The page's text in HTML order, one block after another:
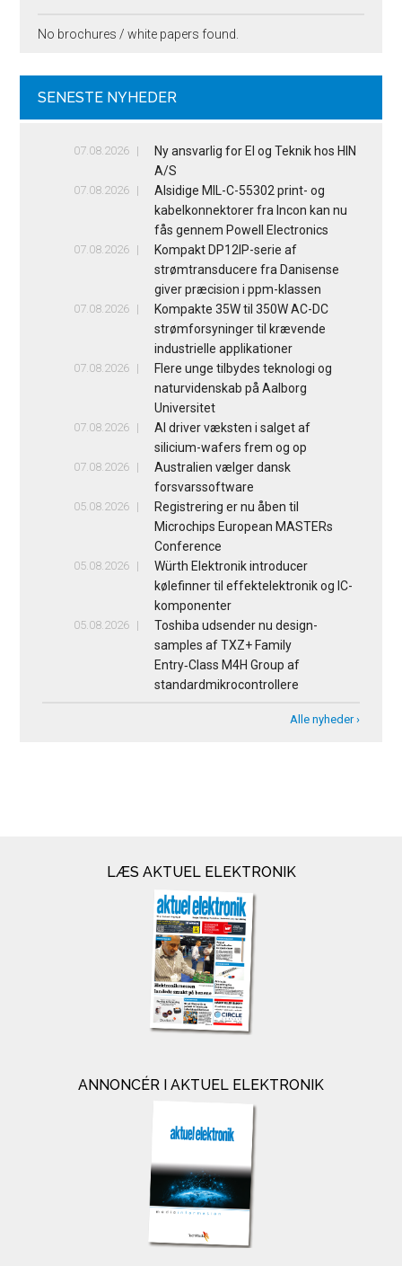
No brochures / white papers found.
SENESTE NYHEDER
07.08.2026
Ny ansvarlig for El og Teknik hos HIN
A/S
07.08.2026
Alsidige MIL-C-55302 print- og
kabelkonnektorer fra Incon kan nu
fås gennem Powell Electronics
07.08.2026
Kompakt DP12IP-serie af
strømtransducere fra Danisense
giver præcision i ppm-klassen
07.08.2026
Kompakte 35W til 350W AC-DC
strømforsyninger til krævende
industrielle applikationer
07.08.2026
Flere unge tilbydes teknologi og
naturvidenskab på Aalborg
Universitet
07.08.2026
AI driver væksten i salget af
silicium-wafers frem og op
07.08.2026
Australien vælger dansk
forsvarssoftware
05.08.2026
Registrering er nu åben til
Microchips European MASTERs
Conference
05.08.2026
Würth Elektronik introducer
kølefinner til effektelektronik og IC-
komponenter
05.08.2026
Toshiba udsender nu design-
samples af TXZ+ Family
Entry‑Class M4H Group af
standardmikrocontrollere
Alle nyheder ›
LÆS AKTUEL ELEKTRONIK
ANNONCÉR I AKTUEL ELEKTRONIK